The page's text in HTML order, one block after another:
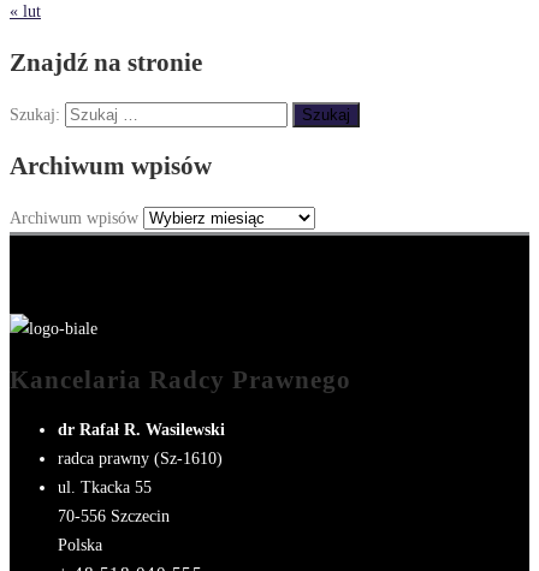
« lut
Znajdź na stronie
Szukaj:
Archiwum wpisów
Archiwum wpisów
Kancelaria Radcy Prawnego
dr Rafał R. Wasilewski
radca prawny (Sz-1610)
ul. Tkacka 55
70-556 Szczecin
Polska